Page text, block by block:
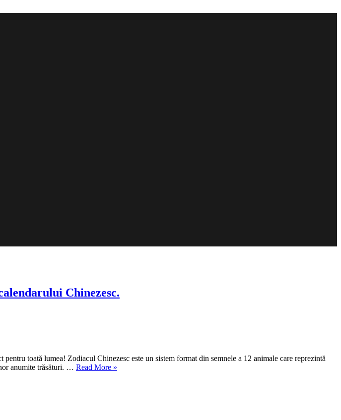
Chinezesc.
toată lumea! Zodiacul Chinezesc este un sistem format din semnele a 12 animale care reprezintă
anumite trăsături. … Read More„Astrele
»